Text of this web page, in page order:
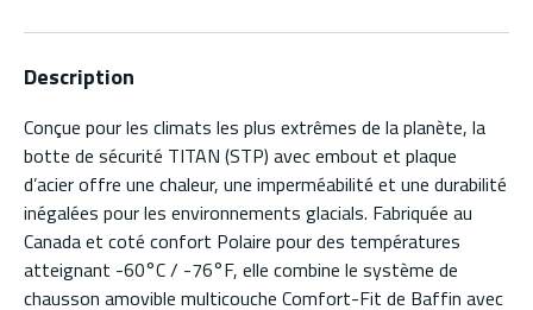
Description
Conçue pour les climats les plus extrêmes de la planète, la
botte de sécurité TITAN (STP) avec embout et plaque
d’acier offre une chaleur, une imperméabilité et une durabilité
inégalées pour les environnements glacials. Fabriquée au
Canada et coté confort Polaire pour des températures
atteignant -60°C / -76°F, elle combine le système de
chausson amovible multicouche Comfort-Fit de Baffin avec